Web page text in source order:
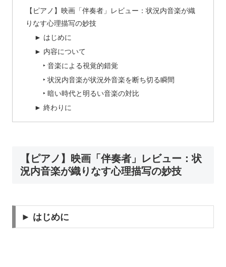
【ピアノ】映画「伴奏者」レビュー：状況内音楽が織
りなす心理描写の妙技
► はじめに
► 内容について
‣ 音楽による視覚的錯覚
‣ 状況内音楽が状況外音楽を断ち切る瞬間
‣ 暗い時代と明るい音楽の対比
► 終わりに
【ピアノ】映画「伴奏者」レビュー：状
況内音楽が織りなす心理描写の妙技
► はじめに